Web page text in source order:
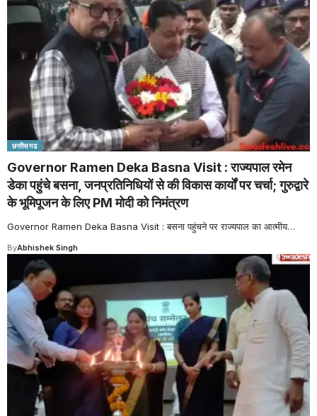
छत्तीसगढ
Governor Ramen Deka Basna Visit : राज्यपाल रमेन
डेका पहुंचे बसना, जनप्रतिनिधियों से की विकास कार्यों पर चर्चा; गुरुद्वारे
के भूमिपूजन के लिए PM मोदी को निमंत्रण
Governor Ramen Deka Basna Visit : बसना पहुंचने पर राज्यपाल का आत्मीय…
ByAbhishek Singh